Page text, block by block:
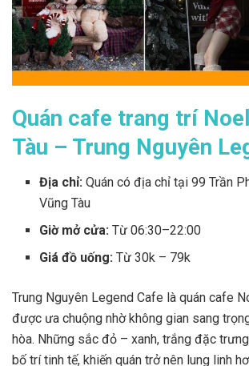
Quán cafe trang trí
Tàu – Trung Nguyên
Địa chỉ: Quán có địa chỉ tại 99 Trần
Vũng Tàu
Giờ mở cửa:Từ 06:30–22:00
Giá đồ uống:Từ 30k – 79k
Trung Nguyên Legend Cafe là quán cafe
được ưa chuộng nhờ không gian sang
hòa. Những sắc đỏ – xanh, trắng đặc
bố trí tinh tế, khiến quán trở nên lung linh